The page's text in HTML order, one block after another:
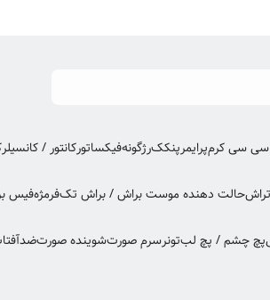
سی سی کرمپرایمرپنککرژگونهفیکساتورکانتور / کانسیلر
تراشحالت دهنده موست براش / براش تکفرمژهفیس
پچ چشم / پچ لبتونرسرم صورتشوینده صورت